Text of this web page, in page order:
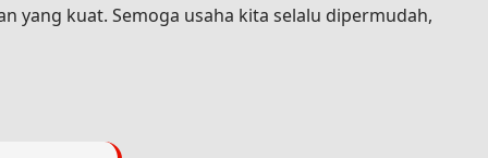
yang kuat. Semoga usaha kita selalu dipermudah,